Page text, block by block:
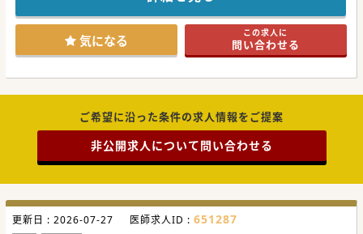
上を目指しております。
ご年齢等よりも、先生方の就業意欲を重視しておりますの
で、お力をお貸しいただける先生は、
お気軽にお問合せください。
気になる この求人に
問い合わせる
ご希望に沿った条件の求人情報をご提案
非公開求人について問い合わせる
更新日 : 2026-07-27 医師求人ID : 651287